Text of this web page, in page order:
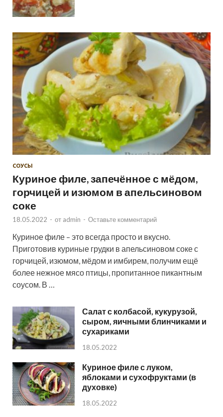
СОУСЫ
Куриное филе, запечённое с мёдом,
горчицей и изюмом в апельсиновом
соке
18.05.2022 - от admin - Оставьте комментарий
Куриное филе – это всегда просто и вкусно.
Приготовив куриные грудки в апельсиновом соке с
горчицей, изюмом, мёдом и имбирем, получим ещё
более нежное мясо птицы, пропитанное пикантным
соусом. В …
Салат с колбасой, кукурузой,
сыром, яичными блинчиками и
сухариками
18.05.2022
Куриное филе с луком,
яблоками и сухофруктами (в
духовке)
18.05.2022